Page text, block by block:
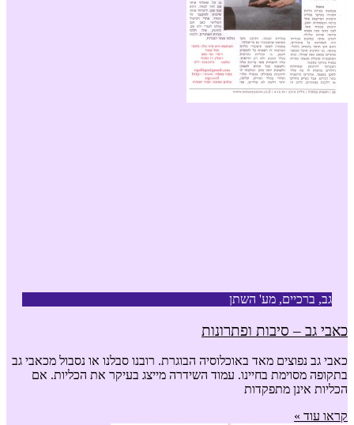
גב, ברכיים, מע' השתן
כאבי גב – סיבות ופתרונות
כאבי גב נפוצים מאד באוכלוסיה הבוגרת. רובנו סבלנו או נסבול מכאבי גב
בתקופה מסוימת בחיינו. עמוד השידרה מייצג בעיקר את הכליות. אם
הכליות אינן מתפקדות
קראו עוד »